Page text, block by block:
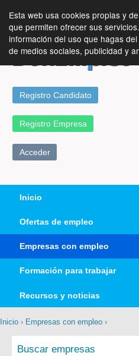
Esta web usa cookies propias y
que permiten ofrecer sus
información del uso que hagas
de medios sociales, publicidad y
Registro Candidato
Registro Empresa
Acceder
Inicio
Ofertas de empleo
Empresas con empleo
Formación para trabajar
Recursos y noticias
Inicio › Empresas con empleo ›
Buscar empresas